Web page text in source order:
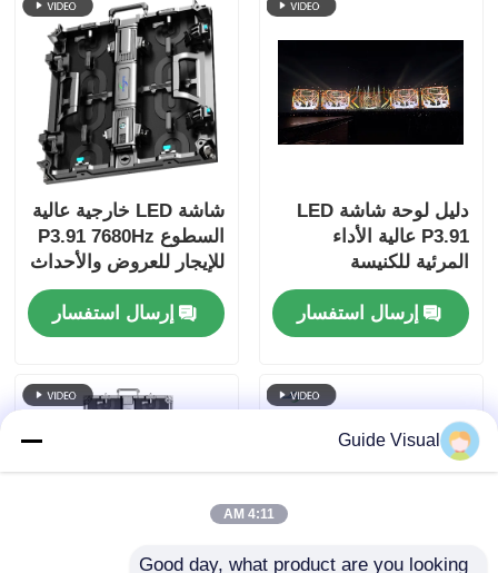
دليل لوحة شاشة LED
P3.91 عالية الأداء
المرئية للكنيسة
والفعاليات والعرض
المرئي على المسرح
إرسال استفسار
شاشة LED خارجية عالية
السطوع P3.91 7680Hz
للإيجار للعروض والأحداث
والإعلانات
إرسال استفسار
Guide Visual
4:11 AM
Good day, what product are you looking